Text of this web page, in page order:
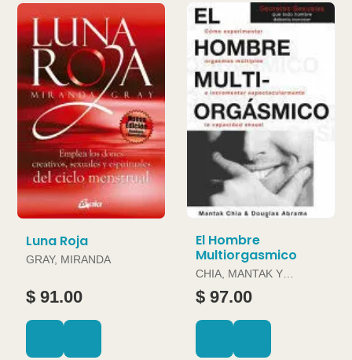
Luna Roja
GRAY, MIRANDA
$ 91.00
El Hombre
Multiorgasmico
CHIA, MANTAK Y
DOUGLAS ABRAMS
$ 97.00